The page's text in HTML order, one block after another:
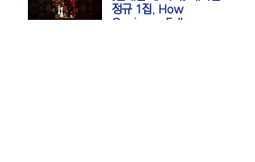
정규 1집, How
Geniuses Fall